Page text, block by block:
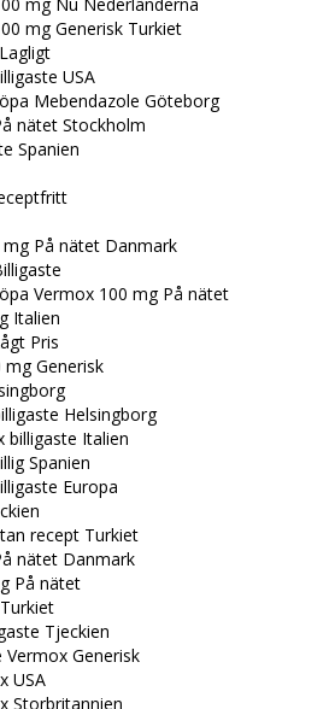
mg Generisk Turkiet
USA
Mebendazole Göteborg
nätet Stockholm
Spanien
På nätet Danmark
Vermox 100 mg På nätet
Italien
Pris
Generisk
Helsingborg
billigaste Italien
Spanien
Europa
recept Turkiet
nätet Danmark
På nätet
Tjeckien
Generisk
USA
Storbritannien